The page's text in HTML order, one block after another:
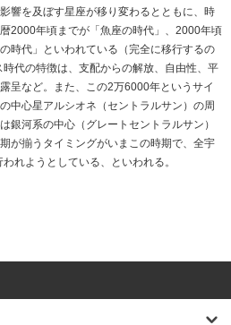
響を及ぼす星座が移り変わるとともに、時
2000年頃までが「魚座の時代」、2000年頃
時代」といわれている（完全に移行するの
代の特徴は、支配からの解放、自由性、平
呈など。また、この2万6000年というサイ
中心星アルシオネ（セントラルサン）の周
銀河系の中心（グレートセントラルサン）
が揃うタイミングがいまこの時期で、全宇
れようとしている、といわれる。